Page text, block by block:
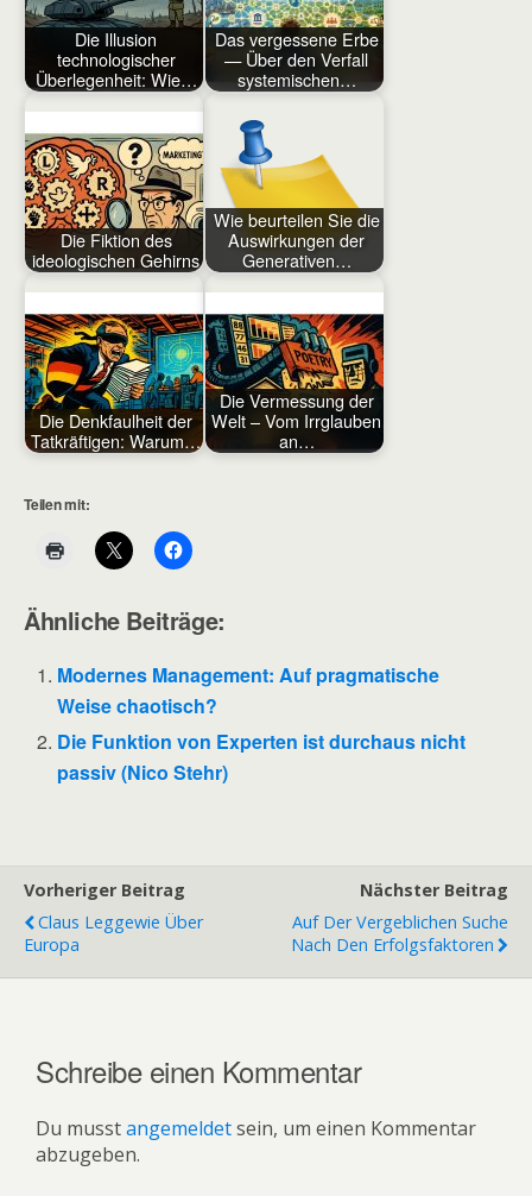
Die Illusion
technologischer
Überlegenheit: Wie…
Das vergessene Erbe
— Über den Verfall
systemischen…
Die Fiktion des
ideologischen Gehirns
Wie beurteilen Sie die
Auswirkungen der
Generativen…
Die Denkfaulheit der
Tatkräftigen: Warum…
Die Vermessung der
Welt – Vom Irrglauben
an…
Teilen mit:
Ähnliche Beiträge:
Modernes Management: Auf pragmatische
Weise chaotisch?
Die Funktion von Experten ist durchaus nicht
passiv (Nico Stehr)
Vorheriger Beitrag
Claus Leggewie Über
Europa
Nächster Beitrag
Auf Der Vergeblichen Suche
Nach Den Erfolgsfaktoren
Schreibe einen Kommentar
Du musstangemeldetsein, um einen Kommentar
abzugeben.